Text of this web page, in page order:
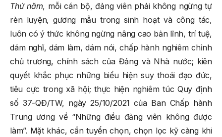
Thứ năm, mỗi cán bộ, đảng viên phải không ngừng tự
rèn luyện, gương mẫu trong sinh hoạt và công tác,
luôn có ý thức không ngừng nâng cao bản lĩnh, trí tuệ,
dám nghĩ, dám làm, dám nói, chấp hành nghiêm chỉnh
chủ trương, chính sách của Đảng và Nhà nước; kiên
quyết khắc phục những biểu hiện suy thoái đạo đức,
tiêu cực trong xã hội; thực hiện nghiêm túc Quy định
số 37-QĐ/TW, ngày 25/10/2021 của Ban Chấp hành
Trung ương về “Những điều đảng viên không được
làm”. Mặt khác, cần tuyển chọn, chọn lọc kỹ càng khi